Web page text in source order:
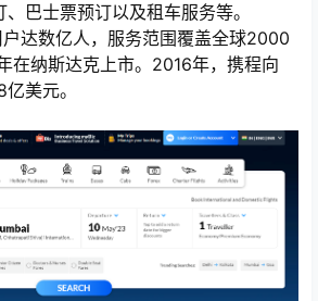
巴士票预订以及租车服务等。
达数亿人，服务范围覆盖全球2000
在纳斯达克上市。2016年，携程向
美元。